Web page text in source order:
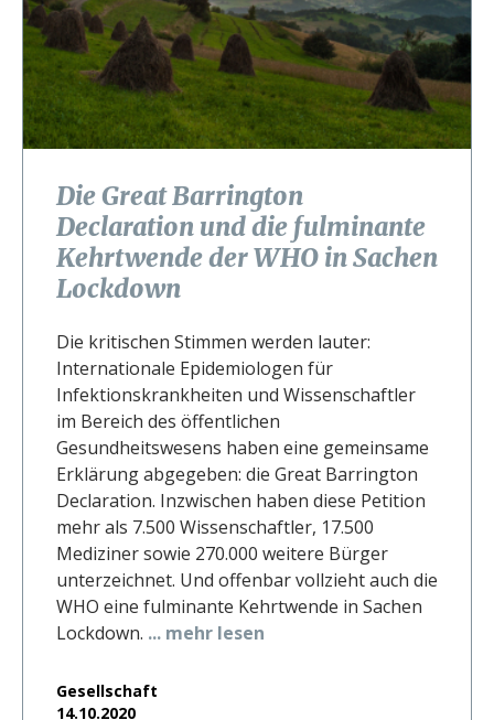
Die Great Barrington
Declaration und die fulminante
Kehrtwende der WHO in Sachen
Lockdown
Die kritischen Stimmen werden lauter:
Internationale Epidemiologen für
Infektionskrankheiten und Wissenschaftler
im Bereich des öffentlichen
Gesundheitswesens haben eine gemeinsame
Erklärung abgegeben: die Great Barrington
Declaration. Inzwischen haben diese Petition
mehr als 7.500 Wissenschaftler, 17.500
Mediziner sowie 270.000 weitere Bürger
unterzeichnet. Und offenbar vollzieht auch die
WHO eine fulminante Kehrtwende in Sachen
Lockdown. ... mehr lesen
Gesellschaft
14.10.2020